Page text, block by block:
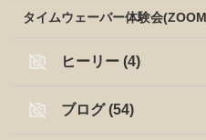
タイムウェーバー体験会
ヒーリー (4)
ブログ (54)